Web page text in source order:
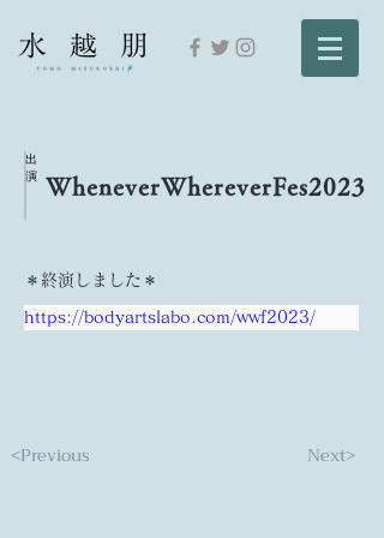
出
演
WheneverWhereverFes2023
＊終演しました＊
https://bodyartslabo.com/wwf2023/
<Previous Next>